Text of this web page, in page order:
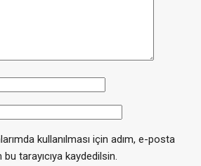
kullanılması için adım, e-posta
tarayıcıya kaydedilsin.